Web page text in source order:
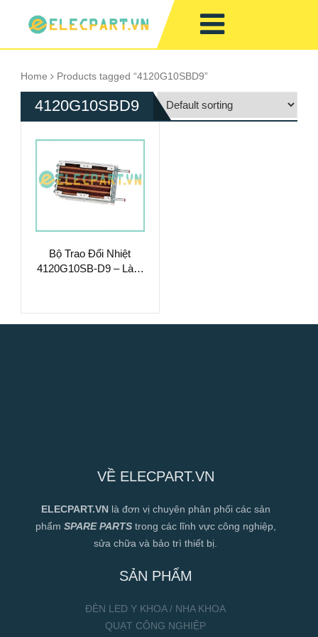
Home Products tagged “4120G10SBD9”
4120G10SBD9
Bộ Trao Đổi Nhiệt
4120G10SB-D9 – Làm
VỀ ELECPART.VN
ELECPART.VN là đơn vị chuyên phân phối các sản
phẩm SPARE PARTStrong các lĩnh vực công nghiệp,
sửa chữa và bảo trì thiết bị.
SẢN PHẨM
ĐÈN LED Y KHOA / NHA KHOA
QUẠT CÔNG NGHIỆP